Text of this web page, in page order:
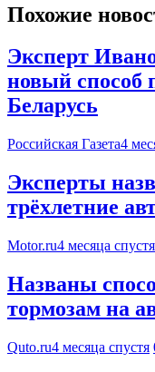
Похожие
Эксперт
новый способ
Беларусь
Российская Газета4
Эксперты
трёхлетние
Motor.ru4 месяца спустя
Названы
тормозам на
Quto.ru4 месяца спустя